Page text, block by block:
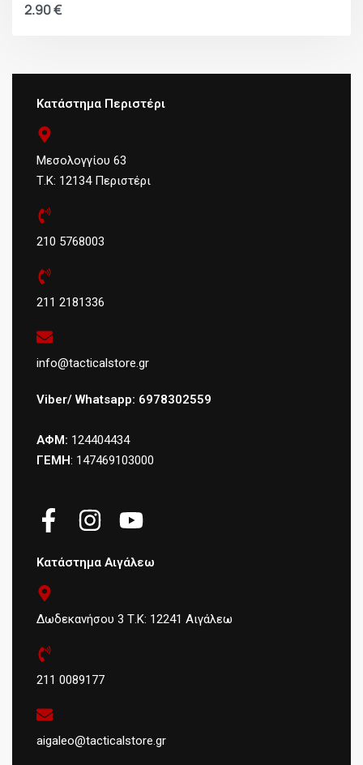
2.90€
Κατάστημα Περιστέρι
Μεσολογγίου 63
Τ.Κ: 12134 Περιστέρι
210 5768003
211 2181336
info@tacticalstore.gr
Viber/ Whatsapp: 6978302559
ΑΦΜ: 124404434
ΓΕΜΗ: 147469103000
Κατάστημα Αιγάλεω
Δωδεκανήσου 3 Τ.Κ: 12241 Αιγάλεω
211 0089177
aigaleo@tacticalstore.gr